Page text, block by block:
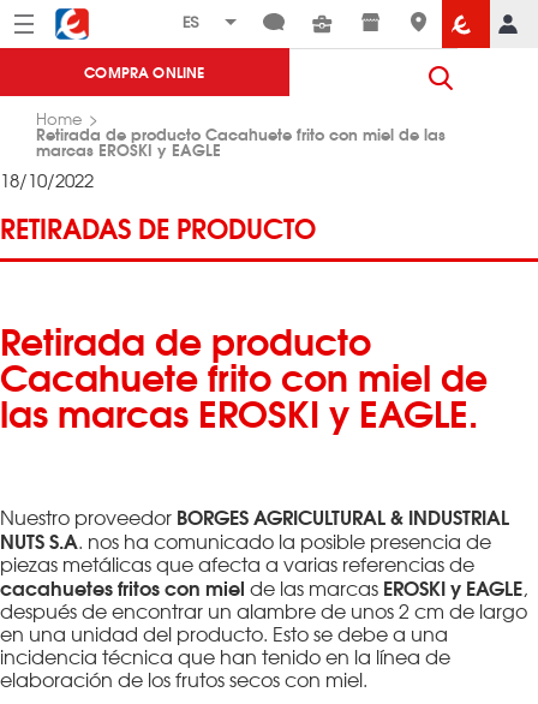
Menú Eroski
COMPRA ONLINE
Home
Retirada de producto Cacahuete frito con miel de las
marcas EROSKI y EAGLE
18/10/2022
RETIRADAS DE PRODUCTO
Retirada de producto
Cacahuete frito con miel de
las marcas EROSKI y EAGLE.
Nuestro proveedor BORGES AGRICULTURAL & INDUSTRIAL
NUTS S.A. nos ha comunicado la posible presencia de
piezas metálicas que afecta a varias referencias de
cacahuetes fritos con miel de las marcas EROSKI y EAGLE,
después de encontrar un alambre de unos 2 cm de largo
en una unidad del producto. Esto se debe a una
incidencia técnica que han tenido en la línea de
elaboración de los frutos secos con miel.